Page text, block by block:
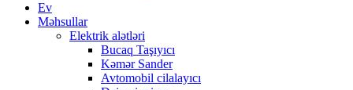
Ev
Məhsullar
Elektrik alətləri
Bucaq Taşıyıcı
Kəmər Sander
Avtomobil cilalayıcı